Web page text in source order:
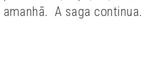
amanhã. A saga continua.